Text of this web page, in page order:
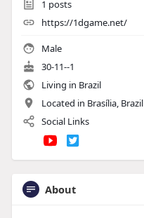
1 posts
https://1dgame.net/
Male
30-11--1
Living in Brazil
Located in Brasília, Brazil
Social Links
About